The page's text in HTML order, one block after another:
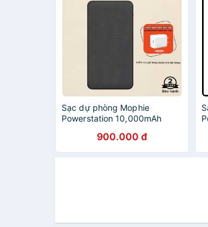
Sạc dự phòng Mophie
Powerstation 10,000mAh
900.000 đ